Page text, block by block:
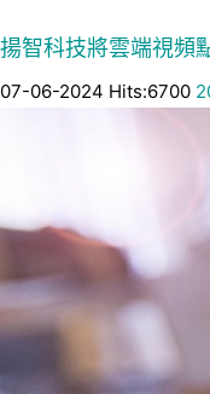
揚智科技將雲端視頻
07-06-2024 Hits:6700